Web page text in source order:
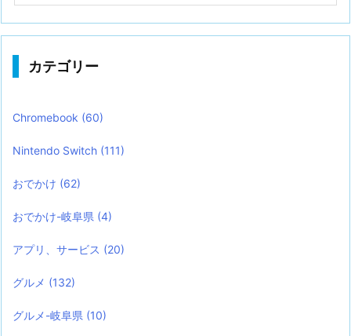
カテゴリー
Chromebook (60)
Nintendo Switch (111)
おでかけ (62)
おでかけ-岐阜県 (4)
アプリ、サービス (20)
グルメ (132)
グルメ-岐阜県 (10)